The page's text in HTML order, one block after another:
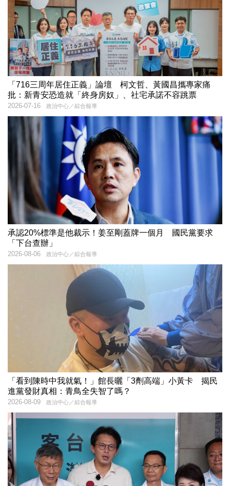
「716三周年居住正義」論壇 柯文哲、黃國昌攜專家痛
批：新青安恐造就「終身房奴」、社宅承諾不容跳票
政治中心／綜合報導
2026-07-16
承認20%標準是他裁示！姜至剛蓋牌一個月 國民黨要求
「下台查辦」
政治中心／綜合報導
2026-08-06
「看到陳時中我就氣！」館長曬「3劑高端」小黃卡 揭民
進黨發財真相：青鳥全失智了嗎？
政治中心／綜合報導
2026-08-09